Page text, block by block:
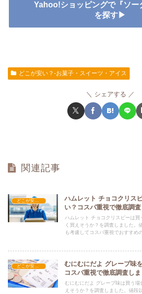
Yahoo!ショッピングで『ソー
を探す▶
どこが安い？-お菓子・スイーツ・アイス
シェアする
関連記事
どこが安い？-お菓子・スイーツ・アイス
ハムレット チョコクリス
い？コスパ重視で徹底調
ハムレット チョコクリスピーは
く買えそうか？を調査しました。
も考慮してコスパ重視でおすすめ
どこが安い？-お菓子・スイーツ・アイス
むにむにだよ グレープ味
コスパ重視で徹底調査し
むにむにだよ グレープ味は買う
えそうか？を調査しました。値段